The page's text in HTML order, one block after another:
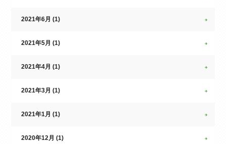
2021年6月 (1)
2021年5月 (1)
2021年4月 (1)
2021年3月 (1)
2021年1月 (1)
2020年12月 (1)